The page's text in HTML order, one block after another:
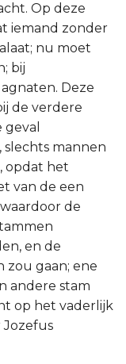
Op deze
iemand zonder
nu moet
bij
Deze
de verdere
slechts mannen
opdat het
van de een
de
en de
zou gaan; ene
andere stam
op het vaderlijk